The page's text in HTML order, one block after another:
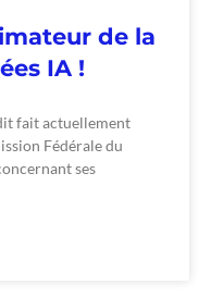
de la
IA !
fait actuellement
Fédérale du
ses